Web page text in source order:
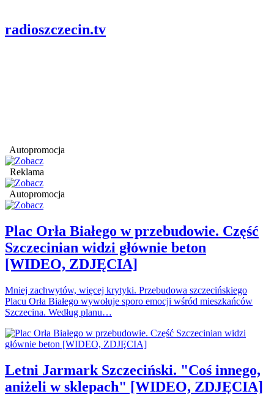
radioszczecin.tv
Autopromocja
Reklama
Autopromocja
Plac Orła Białego w przebudowie. Część
Szczecinian widzi głównie beton
[WIDEO, ZDJĘCIA]
Mniej zachwytów, więcej krytyki. Przebudowa szczecińskiego
Placu Orła Białego wywołuje sporo emocji wśród mieszkańców
Szczecina. Według planu…
Letni Jarmark Szczeciński. "Coś innego,
aniżeli w sklepach" [WIDEO, ZDJĘCIA]